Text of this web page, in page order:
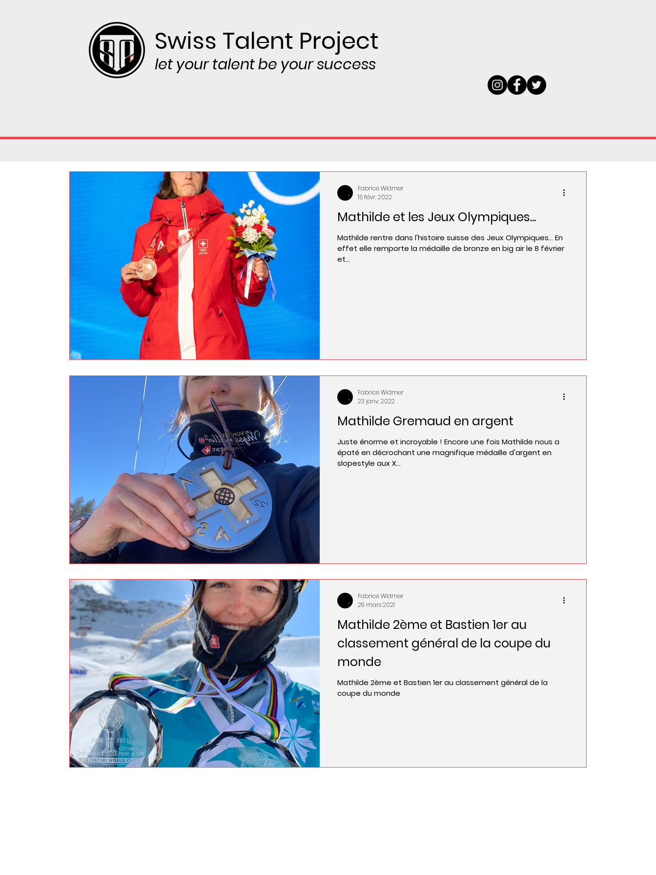
Swiss Talent Project
let your talent be your success
Mathilde et les Jeux Olympiques...
Mathilde rentre dans l'histoire suisse des Jeux Olympiques... En
effet elle remporte la médaille de bronze en big air le 8 février
et...
Fabrice Widmer
15 févr. 2022
Mathilde Gremaud en argent
Juste énorme et incroyable ! Encore une fois Mathilde nous a
épaté en décrochant une magnifique médaille d'argent en
slopestyle aux X...
Fabrice Widmer
23 janv. 2022
Mathilde 2ème et Bastien 1er au
classement général de la coupe du
monde
Mathilde 2ème et Bastien 1er au classement général de la
coupe du monde
Fabrice Widmer
29 mars 2021